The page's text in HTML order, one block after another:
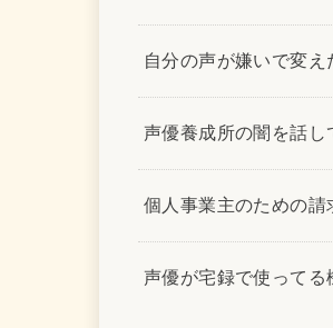
自分の声が嫌いで変
声優養成所の闇を話し
個人事業主のための請
声優が宅録で使ってる